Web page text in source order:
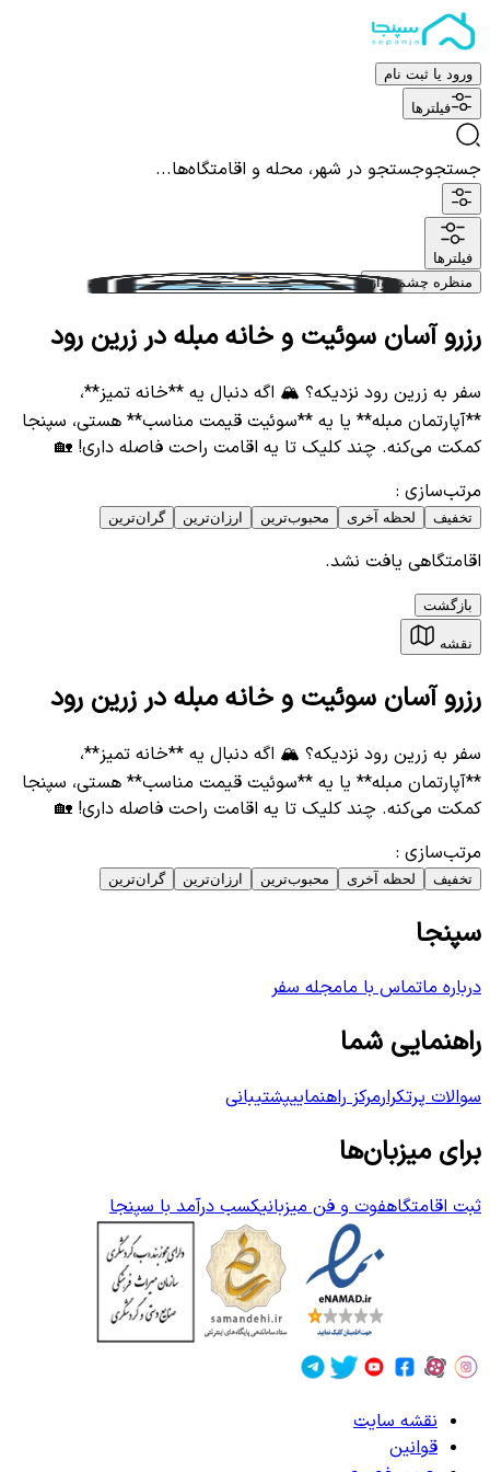
ورود یا ثبت نام
فیلترها
جستجوجستجو در شهر، محله و اقامتگاه‌ها...
فیلترها
منظره چشم نواز
رزرو آسان سوئیت و خانه مبله در زرین رود
سفر به زرین رود نزدیکه؟ 🏔️ اگه دنبال یه **خانه تمیز**،
**آپارتمان مبله** یا یه **سوئیت قیمت مناسب** هستی، سپنجا
کمکت می‌کنه. چند کلیک تا یه اقامت راحت فاصله داری! 🏡
مرتب‌سازی :
تخفیف لحظه آخری محبوب‌ترین ارزان‌ترین گران‌ترین
اقامتگاهی یافت نشد.
بازگشت
نقشه
رزرو آسان سوئیت و خانه مبله در زرین رود
سفر به زرین رود نزدیکه؟ 🏔️ اگه دنبال یه **خانه تمیز**،
**آپارتمان مبله** یا یه **سوئیت قیمت مناسب** هستی، سپنجا
کمکت می‌کنه. چند کلیک تا یه اقامت راحت فاصله داری! 🏡
مرتب‌سازی :
تخفیف لحظه آخری محبوب‌ترین ارزان‌ترین گران‌ترین
سپنجا
درباره ماتماس با مامجله سفر
راهنمایی شما
سوالات پرتکرارمرکز راهنماییپشتیبانی
برای میزبان‌ها
ثبت اقامتگاهفوت و فن میزبانیکسب درآمد با سپنجا
نقشه سایت
قوانین